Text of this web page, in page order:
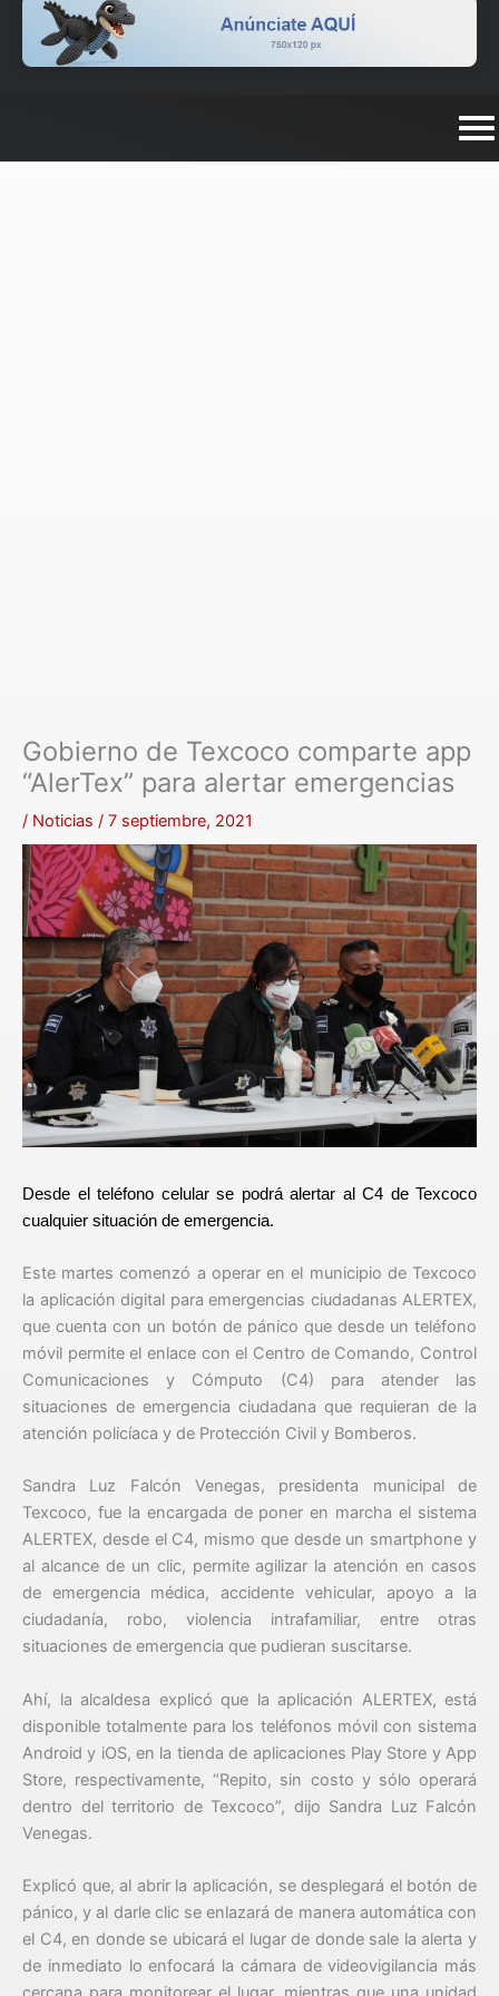
Gobierno de Texcoco comparte app
“AlerTex” para alertar emergencias
/ Noticias / 7 septiembre, 2021
Desde el teléfono celular se podrá alertar al C4 de Texcoco
cualquier situación de emergencia.
Este martes comenzó a operar en el municipio de Texcoco
la aplicación digital para emergencias ciudadanas ALERTEX,
que cuenta con un botón de pánico que desde un teléfono
móvil permite el enlace con el Centro de Comando, Control
Comunicaciones y Cómputo (C4) para atender las
situaciones de emergencia ciudadana que requieran de la
atención policíaca y de Protección Civil y Bomberos.
Sandra Luz Falcón Venegas, presidenta municipal de
Texcoco, fue la encargada de poner en marcha el sistema
ALERTEX, desde el C4, mismo que desde un smartphone y
al alcance de un clic, permite agilizar la atención en casos
de emergencia médica, accidente vehicular, apoyo a la
ciudadanía, robo, violencia intrafamiliar, entre otras
situaciones de emergencia que pudieran suscitarse.
Ahí, la alcaldesa explicó que la aplicación ALERTEX, está
disponible totalmente para los teléfonos móvil con sistema
Android y iOS, en la tienda de aplicaciones Play Store y App
Store, respectivamente, “Repito, sin costo y sólo operará
dentro del territorio de Texcoco”, dijo Sandra Luz Falcón
Venegas.
Explicó que, al abrir la aplicación, se desplegará el botón de
pánico, y al darle clic se enlazará de manera automática con
el C4, en donde se ubicará el lugar de donde sale la alerta y
de inmediato lo enfocará la cámara de videovigilancia más